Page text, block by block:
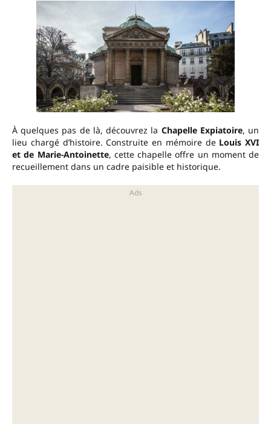
À quelques pas de là, découvrez la Chapelle Expiatoire, un
lieu chargé d’histoire. Construite en mémoire deLouis XVI
et de Marie-Antoinette, cette chapelle offre un moment de
recueillement dans un cadre paisible et historique.